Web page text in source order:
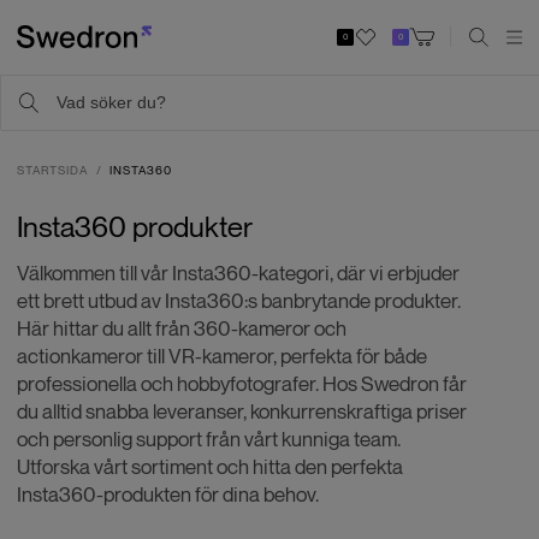
0 0
STARTSIDA INSTA360
Insta360 produkter
Välkommen till vår Insta360-kategori, där vi erbjuder
ett brett utbud av Insta360:s banbrytande produkter.
Här hittar du allt från 360-kameror och
actionkameror till VR-kameror, perfekta för både
professionella och hobbyfotografer. Hos Swedron får
du alltid snabba leveranser, konkurrenskraftiga priser
och personlig support från vårt kunniga team.
Utforska vårt sortiment och hitta den perfekta
Insta360-produkten för dina behov.